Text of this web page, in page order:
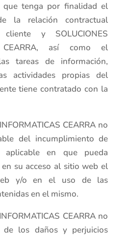
que tenga por finalidad el
la relación contractual
y SOLUCIONES
CEARRA, así como el
tareas de información,
actividades propias del
tiene contratado con la
CEARRA no
del incumplimiento de
aplicable en que pueda
su acceso al sitio web el
y/o en el uso de las
en el mismo.
CEARRA no
de los daños y perjuicios